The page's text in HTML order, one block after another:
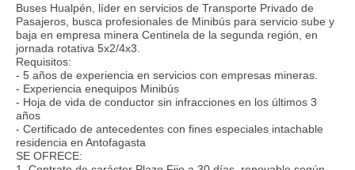
Buses Hualpén, líder en servicios de Transporte Privado de
Pasajeros, busca profesionales de Minibús para servicio sube y
baja en empresa minera Centinela de la segunda región, en
jornada rotativa 5x2/4x3.
Requisitos:
- 5 años de experiencia en servicios con empresas mineras.
- Experiencia enequipos Minibús
- Hoja de vida de conductor sin infracciones en los últimos 3
años
- Certificado de antecedentes con fines especiales intachable
residencia en Antofagasta
SE OFRECE: